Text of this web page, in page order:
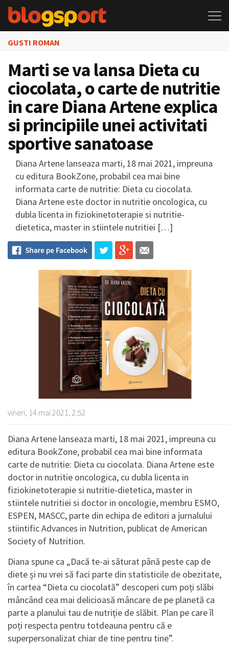
GUSTI ROMAN
Marti se va lansa Dieta cu
ciocolata, o carte de nutritie
in care Diana Artene explica
si principiile unei activitati
sportive sanatoase
Diana Artene lanseaza marti, 18 mai 2021, impreuna
cu editura BookZone, probabil cea mai bine
informata carte de nutritie: Dieta cu ciocolata.
Diana Artene este doctor in nutritie oncologica, cu
dubla licenta in fiziokinetoterapie si nutritie-
dietetica, master in stiintele nutritiei […]
vineri, 14 mai 2021, 2:52
Diana Artene lanseaza marti, 18 mai 2021, impreuna cu
editura BookZone, probabil cea mai bine informata
carte de nutritie: Dieta cu ciocolata. Diana Artene este
doctor in nutritie oncologica, cu dubla licenta in
fiziokinetoterapie si nutritie-dietetica, master in
stiintele nutritiei si doctor in oncologie, membru ESMO,
ESPEN, MASCC, parte din echipa de editori a jurnalului
stiintific Advances in Nutrition, publicat de American
Society of Nutrition.
Diana spune ca „Dacă te-ai săturat până peste cap de
diete și nu vrei să faci parte din statisticile de obezitate,
în cartea “Dieta cu ciocolată” descoperi cum poți slăbi
mâncând cea mai delicioasă mâncare de pe planetă ca
parte a planului tau de nutriție de slăbit. Plan pe care îl
poți respecta pentru totdeauna pentru că e
superpersonalizat chiar de tine pentru tine”.